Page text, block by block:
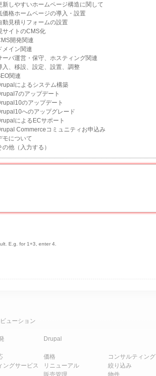
新しやすいホームページ構造に関して
価格ホームページの導入・設置
動見積りフォームの設置
サイトのCMS化
開発関連
メイン関連
ーバ運営・保守、ホスティング関連
入、移設、設定、設置、調整
関連
によるシステム構築
のアップデート
のアップデート
へのアップグレード
によるECサポート
Commerceコミュニティお申込み
モについて
の他（入力する）
E.g. for 1+3, enter 4.
ューション
Drupal
価格 コンサルティング
ングサービス
リニューアル 絞り込み
販売管理 物件